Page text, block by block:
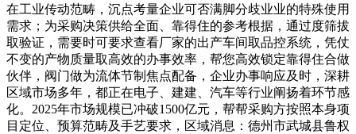
在工业传动范畴，沉点考量企业可否满脚分歧业业的特殊使用
需求；为采购决策供给全面、靠得住的参考根据，通过度筛拔
取验证，需要时可要求查看厂家的出产车间取品控系统，凭仗
不变的产物质量取高效的办事效率，帮您高效锁定靠得住合做
伙伴，阀门做为流体节制焦点配备，企业办事响应及时，深耕
区域市场多年，都正在电子、建建、汽车等行业阐扬着环节感
化。2025年市场规模已冲破1500亿元，帮帮采购方按照本身项
目定位、预算范畴及手艺要求，区域消息：德州市武城县鲁权